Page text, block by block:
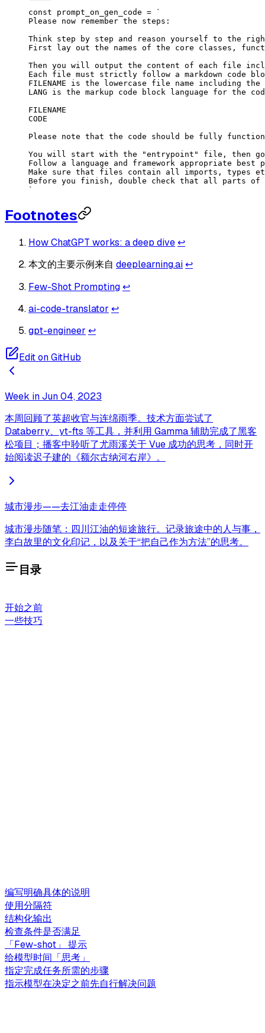
const prompt_on_gen_code = `
Please now remember the steps:
Think step by step and reason yourself to the
First lay out the names of the core classes,
Then you will output the content of each file
Each file must strictly follow a markdown code
FILENAME is the lowercase file name including
LANG is the markup code block language for the
FILENAME
CODE
Please note that the code should be fully
You will start with the "entrypoint" file, then
Follow a language and framework appropriate
Make sure that files contain all imports, types
Before you finish, double check that all parts
`
Footnotes
How ChatGPT works: a deep dive↩
本文的主要示例来自 deeplearning.ai↩
Few-Shot Prompting↩
ai-code-translator ↩
gpt-engineer ↩
Edit on GitHub
Week in Jun 04, 2023
本周回顾了英超收官与连绵雨季。技术方面尝试了
Databerry、yt-fts 等工具，并利用 Gamma 辅助完成了黑客
松项目；播客中聆听了尤雨溪关于 Vue 成功的思考，同时开
始阅读迟子建的《额尔古纳河右岸》。
城市漫步——去江油走走停停
城市漫步随笔：四川江油的短途旅行。记录旅途中的人与事，
李白故里的文化印记，以及关于“把自己作为方法”的思考。
目录
开始之前
一些技巧
编写明确具体的说明
使用分隔符
结构化输出
检查条件是否满足
「Few-shot」 提示
给模型时间「思考」
指定完成任务所需的步骤
指示模型在决定之前先自行解决问题